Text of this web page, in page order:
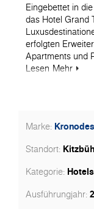
Eingebettet in
das Hotel Grand
erfolgten
Apartments und
höchsten
klassischen
Oberflächen von
auch die
prägen.
Lesen Mehr
Marke:
Standort:
Kategorie:
Ausführungjahr: